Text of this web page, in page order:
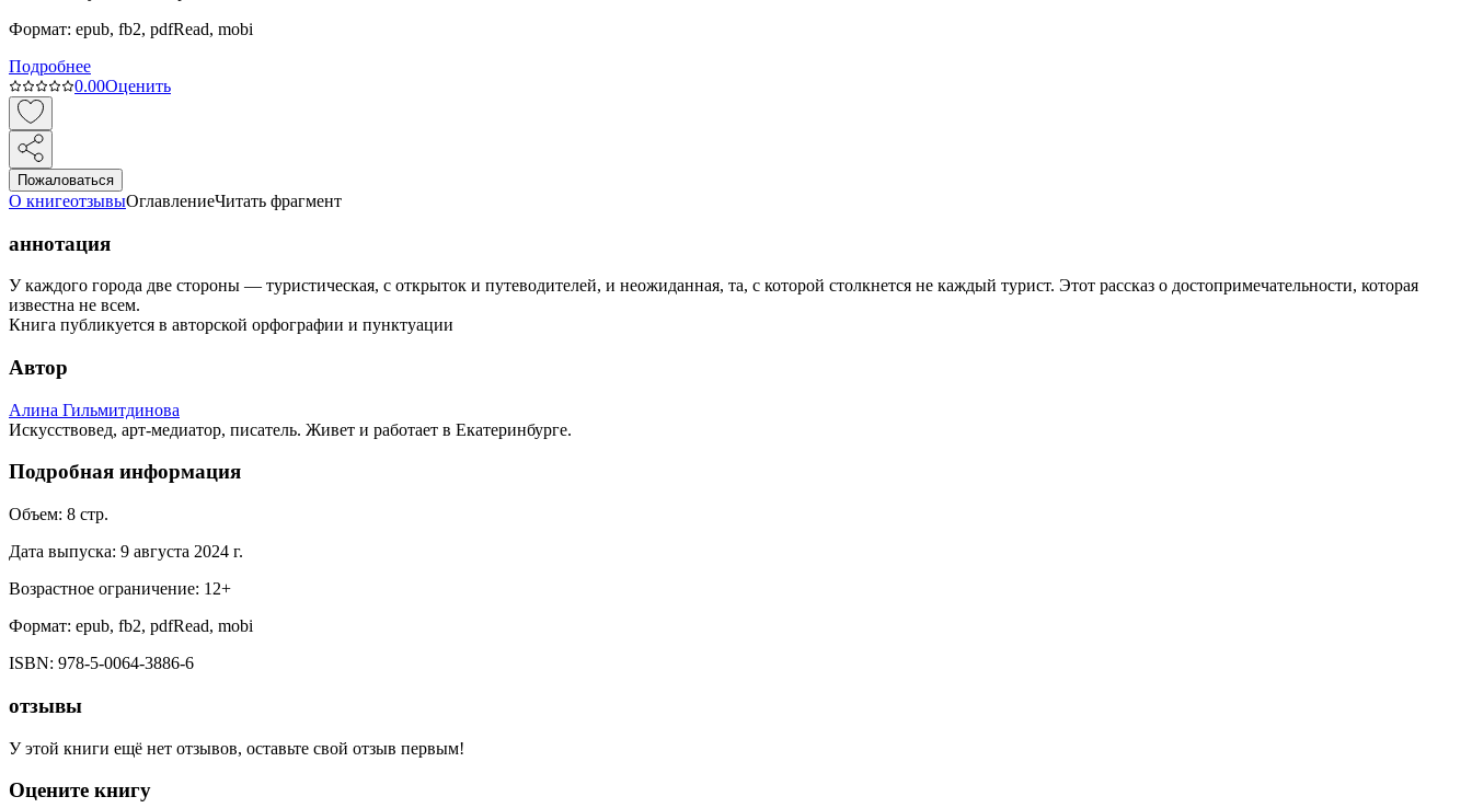
Формат: epub, fb2, pdfRead, mobi
Подробнее
0.00Оценить
Пожаловаться
О книгеотзывыОглавлениеЧитать фрагмент
аннотация
У каждого города две стороны — туристическая, с открыток и путеводителей, и неожиданная, та, с которой столкнется не каждый турист. Этот рассказ о достопримечательности, которая
известна не всем.
Книга публикуется в авторской орфографии и пунктуации
Автор
Алина Гильмитдинова
Искусствовед, арт-медиатор, писатель. Живет и работает в Екатеринбурге.
Подробная информация
Объем: 8 стр.
Дата выпуска: 9 августа 2024 г.
Возрастное ограничение: 12+
Формат: epub, fb2, pdfRead, mobi
ISBN: 978-5-0064-3886-6
отзывы
У этой книги ещё нет отзывов, оставьте свой отзыв первым!
Оцените книгу